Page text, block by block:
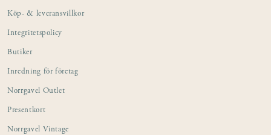
Köp- & leveransvillkor
Integritetspolicy
Butiker
Inredning för företag
Norrgavel Outlet
Presentkort
Norrgavel Vintage